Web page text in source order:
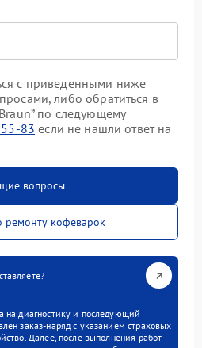
с приведенными ниже
либо обратиться в
по следующему
83 если не нашли ответ на
вопросы
ремонту кофеварок
на диагностику и последующий
заказ-наряд с указанием страховых
Далее, после выполнения работ